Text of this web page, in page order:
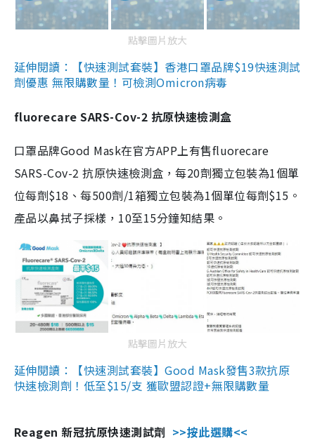
點擊圖片放大
延伸閱讀：【快速測試套裝】香港口罩品牌$19快速測試
劑優惠 無限購數量！可檢測Omicron病毒
fluorecare SARS-Cov-2 抗原快速檢測盒
口罩品牌Good Mask在官方APP上有售fluorecare
SARS-Cov-2 抗原快速檢測盒，每20劑獨立包裝為1個單
位每劑$18、每500劑/1箱獨立包裝為1個單位每劑$15。
產品以鼻拭子採樣，10至15分鐘知結果。
點擊圖片放大
延伸閱讀：【快速測試套裝】Good Mask發售3款抗原
快速檢測劑！低至$15/支 獲歐盟認證+無限購數量
Reagen 新冠抗原快速測試劑 >>按此選購<<